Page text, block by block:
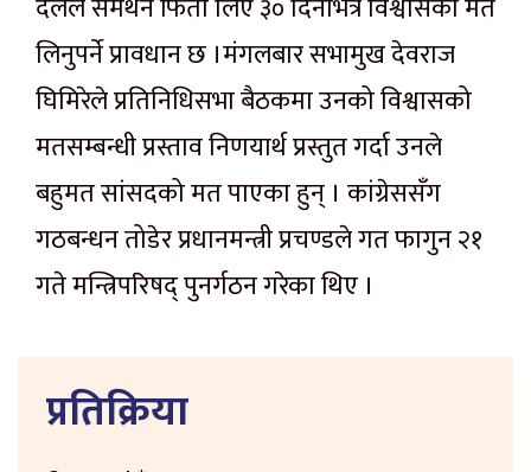
दलले समर्थन फिर्ता लिए ३० दिनभित्र विश्वासको मत
लिनुपर्ने प्रावधान छ ।मंगलबार सभामुख देवराज
घिमिरेले प्रतिनिधिसभा बैठकमा उनको विश्वासको
मतसम्बन्धी प्रस्ताव निणयार्थ प्रस्तुत गर्दा उनले
बहुमत सांसदको मत पाएका हुन् । कांग्रेससँग
गठबन्धन तोडेर प्रधानमन्त्री प्रचण्डले गत फागुन २१
गते मन्त्रिपरिषद् पुनर्गठन गरेका थिए ।
प्रतिक्रिया